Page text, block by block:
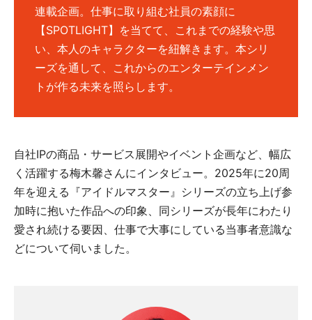
連載企画。仕事に取り組む社員の素顔に
【SPOTLIGHT】を当てて、これまでの経験や思
い、本人のキャラクターを紐解きます。本シリ
ーズを通して、これからのエンターテインメン
トが作る未来を照らします。
自社IPの商品・サービス展開やイベント企画など、幅広
く活躍する梅木馨さんにインタビュー。2025年に20周
年を迎える『アイドルマスター』シリーズの立ち上げ参
加時に抱いた作品への印象、同シリーズが長年にわたり
愛され続ける要因、仕事で大事にしている当事者意識な
どについて伺いました。